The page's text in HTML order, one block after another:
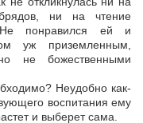
ни на чтение
Не понравился ей и
уж приземленным,
не божественными
Неудобно как-
воспитания ему
и выберет сама.